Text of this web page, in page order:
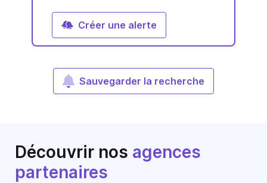
Créer une alerte
Sauvegarder la recherche
Découvrir nos agences
partenaires